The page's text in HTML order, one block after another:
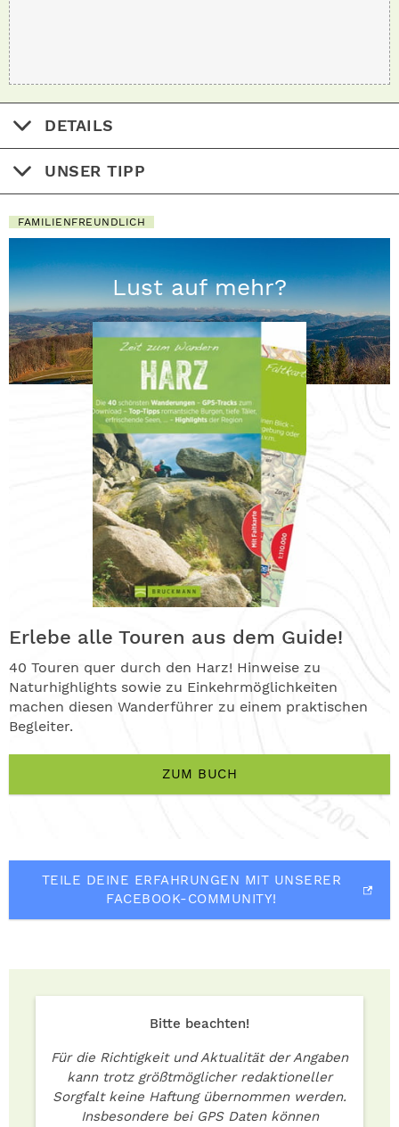
DETAILS
UNSER TIPP
FAMILIENFREUNDLICH
Lust auf mehr?
Erlebe alle Touren aus dem Guide!
40 Touren quer durch den Harz! Hinweise zu
Naturhighlights sowie zu Einkehrmöglichkeiten
machen diesen Wanderführer zu einem praktischen
Begleiter.
ZUM BUCH
TEILE DEINE ERFAHRUNGEN MIT UNSERER
FACEBOOK-COMMUNITY!
Bitte beachten!
Für die Richtigkeit und Aktualität der Angaben
kann trotz größtmöglicher redaktioneller
Sorgfalt keine Haftung übernommen werden.
Insbesondere bei GPS Daten können